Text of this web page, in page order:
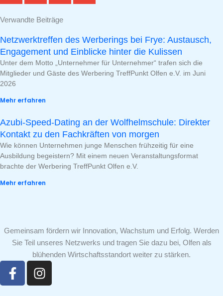
Verwandte Beiträge
Netzwerktreffen des Werberings bei Frye: Austausch,
Engagement und Einblicke hinter die Kulissen
Unter dem Motto „Unternehmer für Unternehmer“ trafen sich die
Mitglieder und Gäste des Werbering TreffPunkt Olfen e.V. im Juni
2026
Mehr erfahren
Azubi-Speed-Dating an der Wolfhelmschule: Direkter
Kontakt zu den Fachkräften von morgen
Wie können Unternehmen junge Menschen frühzeitig für eine
Ausbildung begeistern? Mit einem neuen Veranstaltungsformat
brachte der Werbering TreffPunkt Olfen e.V.
Mehr erfahren
Gemeinsam fördern wir Innovation, Wachstum und Erfolg. Werden
Sie Teil unseres Netzwerks und tragen Sie dazu bei, Olfen als
blühenden Wirtschaftsstandort weiter zu stärken.
F
a
I
n